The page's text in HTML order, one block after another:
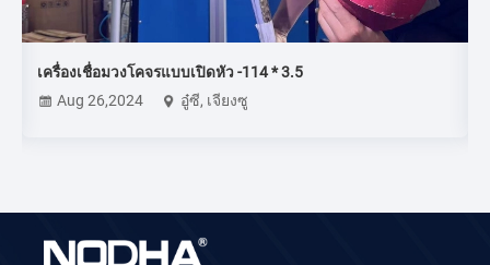
เครื่องเชื่อมวงโคจรแบบเปิดหัว -114 * 3.5
Aug 26,2024
อู๋ซี, เจียงซู